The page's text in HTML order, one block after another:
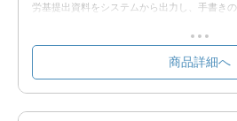
労基提出資料をシステムから出力し、手書きの
①ヒヤリハット
商品詳細へ